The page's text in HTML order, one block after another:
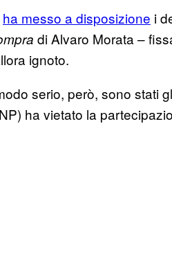
ha messo a disposizione i
di Alvaro Morata –
ignoto.
serio, però, sono stati
ha vietato la